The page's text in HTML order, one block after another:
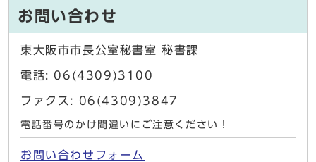
お問い合わせ
東大阪市市長公室秘書室 秘書課
電話: 06(4309)3100
ファクス: 06(4309)3847
電話番号のかけ間違いにご注意ください！
お問い合わせフォーム